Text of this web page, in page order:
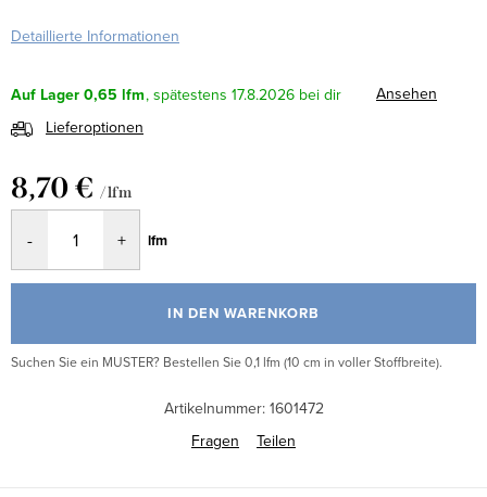
Detaillierte Informationen
Auf Lager0,65 lfm 17.8.2026
Ansehen
Lieferoptionen
8,70 € / lfm
lfm
IN DEN WARENKORB
Suchen Sie ein MUSTER? Bestellen Sie 0,1 lfm (10 cm in voller Stoffbreite).
Artikelnummer: 1601472
Fragen
Teilen